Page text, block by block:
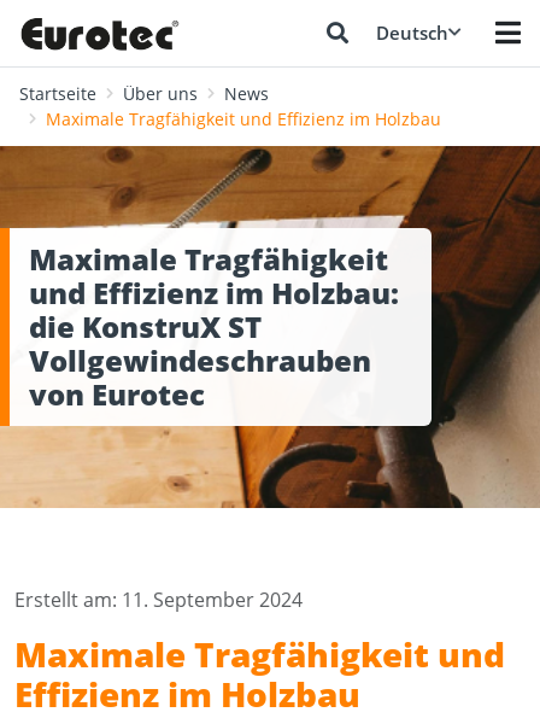
Deutsch
Startseite Über uns
News
Maximale Tragfähigkeit und Effizienz im Holzbau
Maximale Tragfähigkeit
und Effizienz im Holzbau:
die KonstruX ST
Vollgewindeschrauben
von Eurotec
Erstellt am: 11. September 2024
Maximale Tragfähigkeit und
Effizienz im Holzbau